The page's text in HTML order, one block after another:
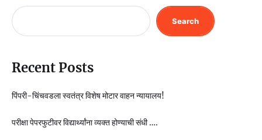
Search
Recent Posts
पिंपरी-चिंचवडला स्वतंत्र विशेष मोटार वाहन न्यायालय!
परीक्षा पेपरफुटीवर विद्यार्थ्यांना व्यक्त होण्याची संधी ….